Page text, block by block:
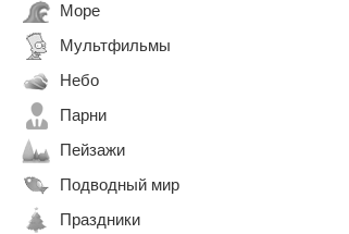
Море
Мультфильмы
Небо
Парни
Пейзажи
Подводный мир
Праздники